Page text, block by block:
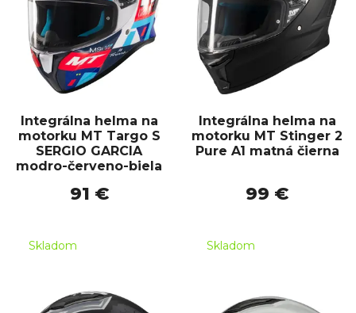
Integrálna helma na
motorku MT Targo S
SERGIO GARCIA
modro-červeno-biela
91 €
Skladom
Integrálna helma na
motorku MT Stinger 2
Pure A1 matná čierna
99 €
Skladom